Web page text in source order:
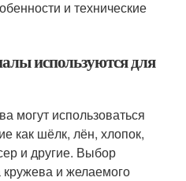
и технические
используются для
могут использоваться
как шёлк, лён, хлопок,
и другие. Выбор
кружева и желаемого